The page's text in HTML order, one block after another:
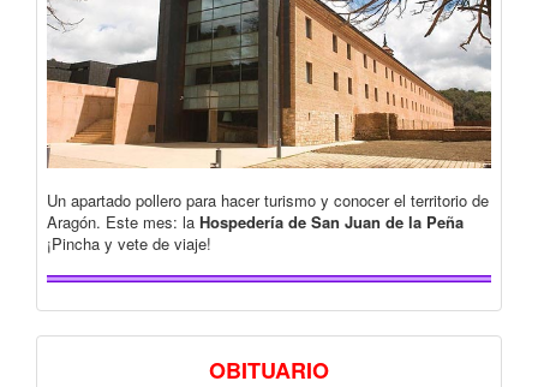
Un apartado pollero para hacer turismo y conocer el territorio de
Aragón. Este mes: la Hospedería de San Juan de la Peña
¡Pincha y vete de viaje!
OBITUARIO